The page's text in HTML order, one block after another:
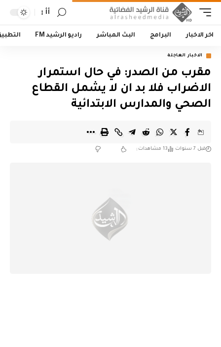
أأ
اخر الاخبار البرامج البث المباشر راديو الرشيد FM
الاخبار العاجلة
مقرب من الصدر: في حال استمرار
الاضراب فلا بد ان لا يشمل القطاع
الصحي والمدارس الابتدائية
قبل 7 سنوات 13 مشاهدات